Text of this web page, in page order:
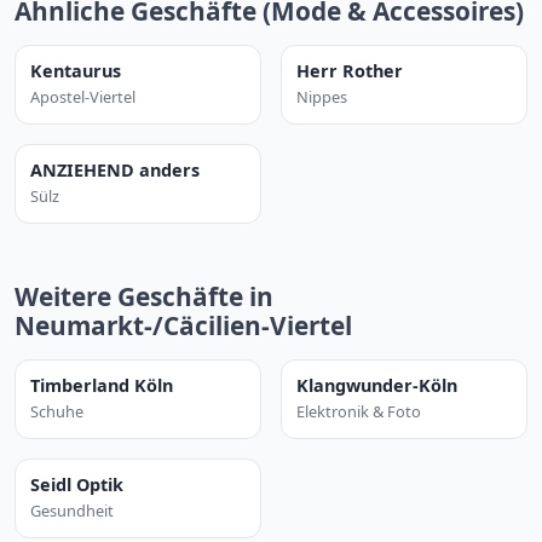
Ähnliche Geschäfte (Mode & Accessoires)
Kentaurus
Apostel-Viertel
Herr Rother
Nippes
ANZIEHEND anders
Sülz
Weitere Geschäfte in
Neumarkt-/Cäcilien-Viertel
Timberland Köln
Schuhe
Klangwunder-Köln
Elektronik & Foto
Seidl Optik
Gesundheit